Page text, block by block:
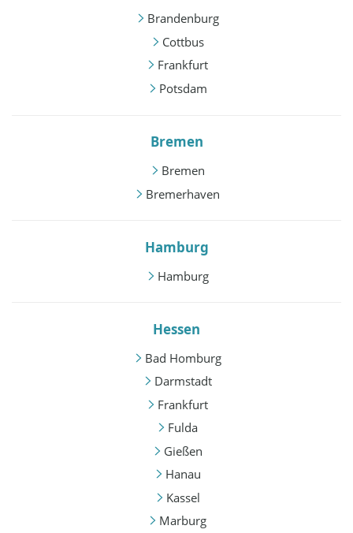
Brandenburg
Cottbus
Frankfurt
Potsdam
Bremen
Bremen
Bremerhaven
Hamburg
Hamburg
Hessen
Bad Homburg
Darmstadt
Frankfurt
Fulda
Gießen
Hanau
Kassel
Marburg